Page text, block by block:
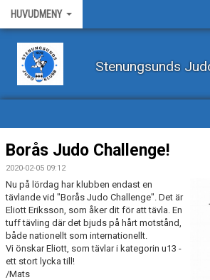
HUVUDMENY
Stenungsunds
HEM
FÖRBUNDSNYHETER
BILDER
BÖRJA TRÄNA JUDO
BLI MEDLEM
Borås Judo Challenge!
2020-02-05 09:12
Nu på lördag har klubben endast en
tävlande vid "Borås Judo Challenge". Det är
Eliott Eriksson, som åker dit för att tävla. En
tuff tävling där det bjuds på hårt motstånd,
både nationellt som internationellt.
Vi önskar Eliott, som tävlar i kategorin u13 -
ett stort lycka till!
/Mats